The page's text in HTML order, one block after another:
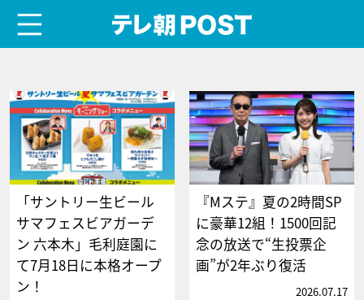
「サントリー生ビール
サマフェスビアガーデ
ン 六本木」毛利庭園に
て7月18日に本格オープ
ン！
『Mステ』夏の2時間SP
に豪華12組！1500回記
念の放送で“生投票企
画”が2年ぶり復活
2026.07.17